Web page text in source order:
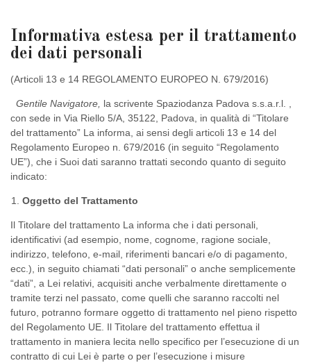
Informativa estesa per il trattamento
dei dati personali
(Articoli 13 e 14 REGOLAMENTO EUROPEO N. 679/2016)
Gentile Navigatore, la scrivente Spaziodanza Padova s.s.a.r.l. ,
con sede in Via Riello 5/A, 35122, Padova, in qualità di “Titolare
del trattamento” La informa, ai sensi degli articoli 13 e 14 del
Regolamento Europeo n. 679/2016 (in seguito “Regolamento
UE”), che i Suoi dati saranno trattati secondo quanto di seguito
indicato:
Oggetto del Trattamento
Il Titolare del trattamento La informa che i dati personali,
identificativi (ad esempio, nome, cognome, ragione sociale,
indirizzo, telefono, e-mail, riferimenti bancari e/o di pagamento,
ecc.), in seguito chiamati “dati personali” o anche semplicemente
“dati”, a Lei relativi, acquisiti anche verbalmente direttamente o
tramite terzi nel passato, come quelli che saranno raccolti nel
futuro, potranno formare oggetto di trattamento nel pieno rispetto
del Regolamento UE. Il Titolare del trattamento effettua il
trattamento in maniera lecita nello specifico per l’esecuzione di un
contratto di cui Lei è parte o per l’esecuzione i misure